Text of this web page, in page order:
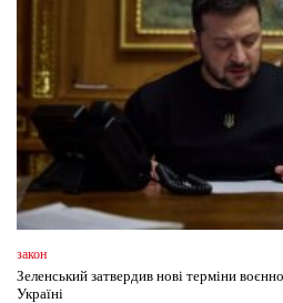
закон
Зеленський затвердив нові терміни
Україні